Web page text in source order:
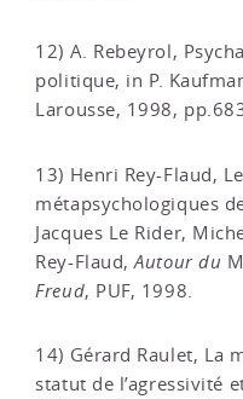
12) A. Rebeyrol,
politique, in P.
Larousse, 1998,
13) Henri Rey-Flaud,
métapsychologiques
Jacques Le Rider,
Rey-Flaud,Autour du
Freud, PUF, 1998.
14) Gérard Raulet, La
statut de l’agressivité